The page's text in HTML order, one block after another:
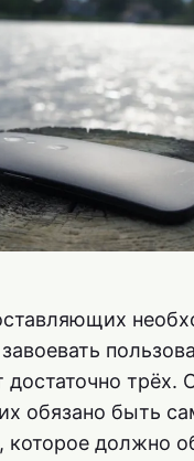
достаточно трёх.
обязано быть
которое должно